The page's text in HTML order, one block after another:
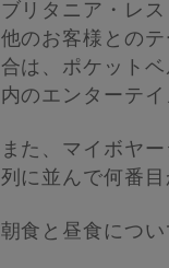
ブリタニア・レ
他のお客様との
合は、ポケット
内のエンターテ
また、マイボヤ
列に並んで何番
朝食と昼食につ